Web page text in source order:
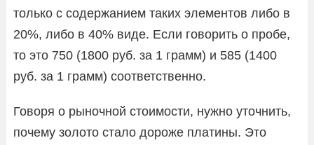
только с содержанием таких элементов либо в
20%, либо в 40% виде. Если говорить о пробе,
то это 750 (1800 руб. за 1 грамм) и 585 (1400
руб. за 1 грамм) соответственно.
Говоря о рыночной стоимости, нужно уточнить,
почему золото стало дороже платины. Это